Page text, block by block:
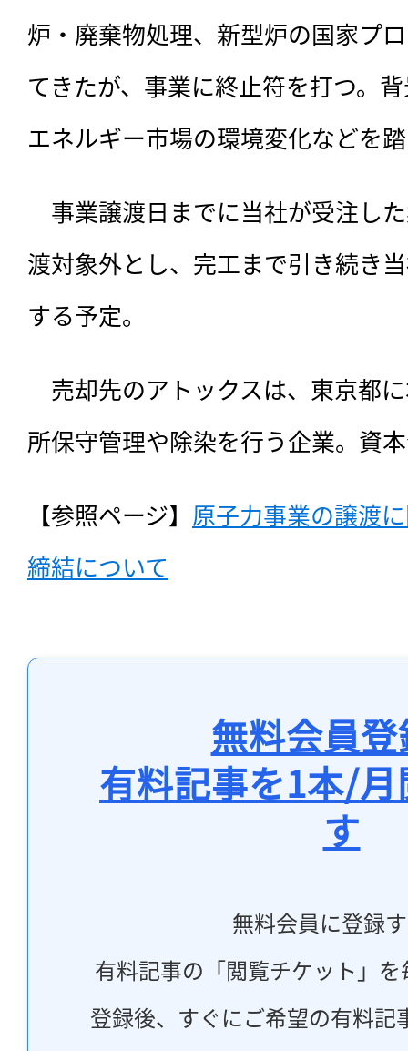
炉・廃棄物処理、新型炉の国家プ
てきたが、事業に終止符を打つ。
エネルギー市場の環境変化などを
事業譲渡日までに当社が受注し
渡対象外とし、完工まで引き続き
する予定。
売却先のアトックスは、東京都
所保守管理や除染を行う企業。資
【参照ページ】 原子力事業の譲渡
締結について
無料会員
有料記事を1本/
す
無料会員に登録
有料記事の「閲覧チケット」
登録後、すぐにご希望の有料記